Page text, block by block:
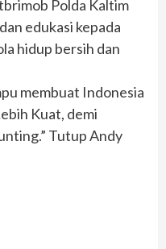
Polda Kaltim
edukasi kepada
hidup bersih dan
membuat Indonesia
Kuat, demi
Tutup Andy